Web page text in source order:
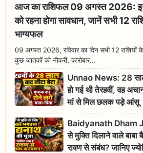
आज का राशिफल 09 अगस्त 2026: इन
को रहना होगा सावधान, जानें सभी 12
भाग्यफल
09 अगस्त 2026, रविवार का दिन सभी 12 राशियों
कुछ जातकों को नौकरी, कारोबार...
Unnao News: 28
हो गई थी तेरहवीं, वह
मां से मिल छलक पड़े आंसू
Baidyanath Dham
से मुक्ति दिलाने वाले बाबा
रावण से संबंध? जानिए